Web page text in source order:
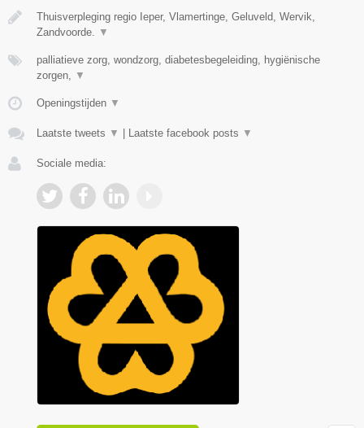
Thuisverpleging regio Ieper, Vlamertinge, Geluveld, Wervik,
Zandvoorde. ▼
palliatieve zorg, wondzorg, diabetesbegeleiding, hygiënische
zorgen, ▼
Openingstijden ▼
Laatste tweets ▼ Laatste facebook posts ▼
Sociale media: